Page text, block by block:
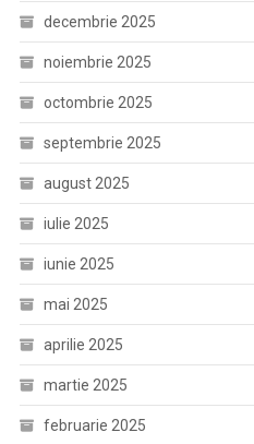
decembrie 2025
noiembrie 2025
octombrie 2025
septembrie 2025
august 2025
iulie 2025
iunie 2025
mai 2025
aprilie 2025
martie 2025
februarie 2025